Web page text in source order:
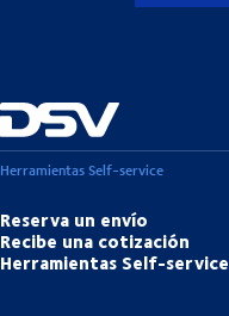
Herramientas Self-service
Reserva un envío
Recibe una cotización
Herramientas Self-service